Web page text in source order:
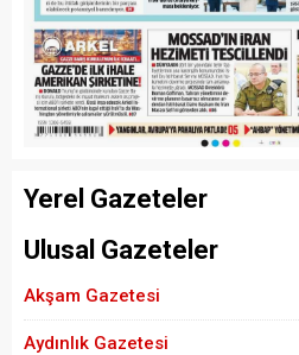
Yerel Gazeteler
Ulusal Gazeteler
Akşam Gazetesi
Aydınlık Gazetesi